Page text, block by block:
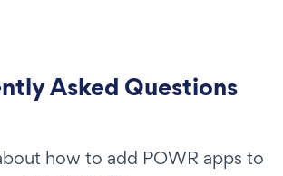
Asked Questions
how to add POWR apps to